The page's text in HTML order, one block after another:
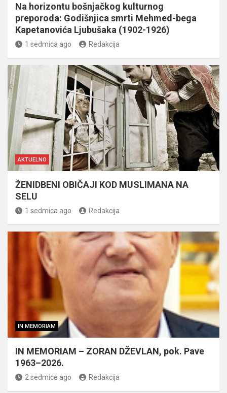
Na horizontu bošnjačkog kulturnog
preporoda: Godišnjica smrti Mehmed-bega
Kapetanovića Ljubušaka (1902-1926)
1 sedmica ago Redakcija
AKTUELNO
ŽENIDBENI OBIČAJI KOD MUSLIMANA NA
SELU
1 sedmica ago Redakcija
IN MEMORIAM
IN MEMORIAM – ZORAN DŽEVLAN, pok. Pave
1963–2026.
2 sedmice ago Redakcija